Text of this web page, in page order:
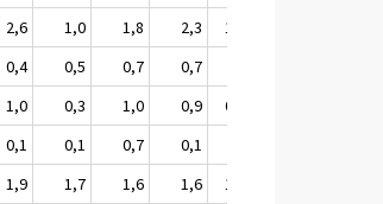
2,6 1,0 1,8 2,3 1,9
0,4 0,5 0,7 0,7
1,0 0,3 1,0 0,9 0,8
0,1 0,1 0,7 0,1
1,9 1,7 1,6 1,6 1,7